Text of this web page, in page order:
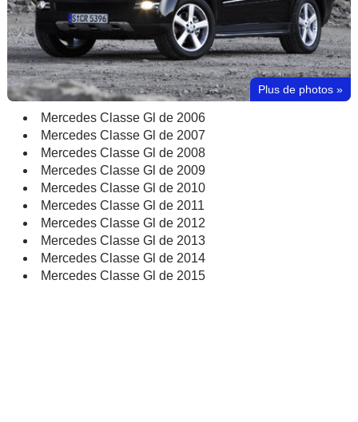
Plus de photos »
Mercedes Classe Gl de 2006
Mercedes Classe Gl de 2007
Mercedes Classe Gl de 2008
Mercedes Classe Gl de 2009
Mercedes Classe Gl de 2010
Mercedes Classe Gl de 2011
Mercedes Classe Gl de 2012
Mercedes Classe Gl de 2013
Mercedes Classe Gl de 2014
Mercedes Classe Gl de 2015